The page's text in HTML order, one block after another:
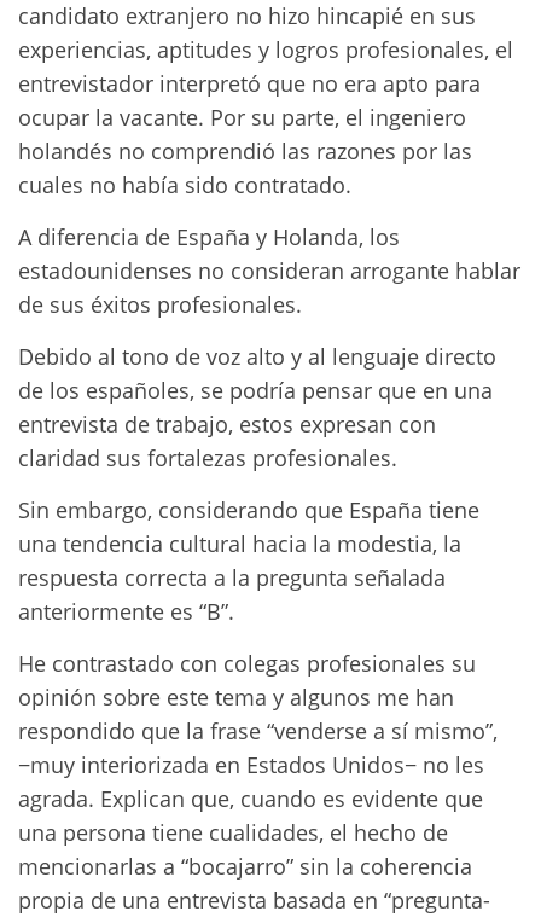
candidato extranjero no hizo hincapié en sus
experiencias, aptitudes y logros profesionales, el
entrevistador interpretó que no era apto para
ocupar la vacante. Por su parte, el ingeniero
holandés no comprendió las razones por las
cuales no había sido contratado.
A diferencia de España y Holanda, los
estadounidenses no consideran arrogante hablar
de sus éxitos profesionales.
Debido al tono de voz alto y al lenguaje directo
de los españoles, se podría pensar que en una
entrevista de trabajo, estos expresan con
claridad sus fortalezas profesionales.
Sin embargo, considerando que España tiene
una tendencia cultural hacia la modestia, la
respuesta correcta a la pregunta señalada
anteriormente es “B”.
He contrastado con colegas profesionales su
opinión sobre este tema y algunos me han
respondido que la frase “venderse a sí mismo”,
−muy interiorizada en Estados Unidos− no les
agrada. Explican que, cuando es evidente que
una persona tiene cualidades, el hecho de
mencionarlas a “bocajarro” sin la coherencia
propia de una entrevista basada en “pregunta-